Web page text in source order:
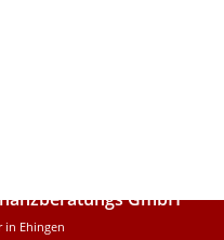
GmbH
in Ehingen